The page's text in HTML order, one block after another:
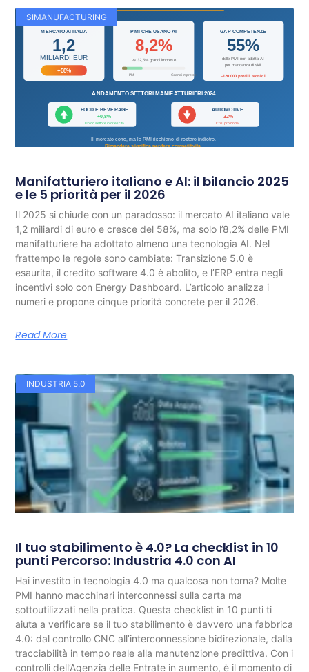
SIMANUFACTURING
Manifatturiero italiano e AI: il bilancio 2025
e le 5 priorità per il 2026
Il 2025 si chiude con un paradosso: il mercato AI italiano vale
1,2 miliardi di euro e cresce del 58%, ma solo l’8,2% delle PMI
manifatturiere ha adottato almeno una tecnologia AI. Nel
frattempo le regole sono cambiate: Transizione 5.0 è
esaurita, il credito software 4.0 è abolito, e l’ERP entra negli
incentivi solo con Energy Dashboard. L’articolo analizza i
numeri e propone cinque priorità concrete per il 2026.
Read More
INDUSTRIA 5.0
Il tuo stabilimento è 4.0? La checklist in 10
punti Percorso: Industria 4.0 con AI
Hai investito in tecnologia 4.0 ma qualcosa non torna? Molte
PMI hanno macchinari interconnessi sulla carta ma
sottoutilizzati nella pratica. Questa checklist in 10 punti ti
aiuta a verificare se il tuo stabilimento è davvero una fabbrica
4.0: dal controllo CNC all’interconnessione bidirezionale, dalla
tracciabilità in tempo reale alla manutenzione predittiva. Con i
controlli dell’Agenzia delle Entrate in aumento, è il momento di